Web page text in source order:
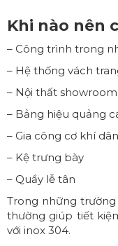
Khi nào nên
– Công trình trong
– Hệ thống vách
– Nội thất showroom
– Bảng hiệu quảng
– Gia công cơ khí
– Kệ trưng bày
– Quầy lễ tân
Trong những
thường giúp tiết
với inox 304.